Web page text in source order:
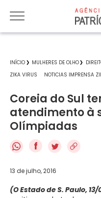
INÍCIO MULHERES DE OLHO
ZIKA VIRUS
NOTICIAS IMPRENSA
Coreia do Sul
atendimento à
Olímpiadas
f
13 de julho, 2016
(O Estado de S. Paulo, 13/